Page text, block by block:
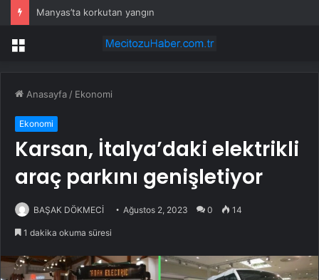
Manyas’ta korkutan yangın
Menü
Anasayfa / Ekonomi
Ekonomi
Karsan, İtalya’daki elektrikli
araç parkını genişletiyor
BAŞAK DÖKMECİ Ağustos 2, 2023 0 14
1 dakika okuma süresi